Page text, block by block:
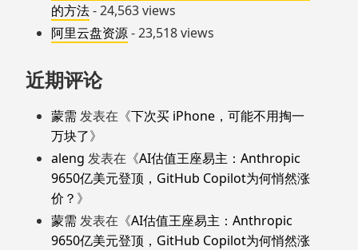
的方法- 24,563 views
阿里云盘资源- 23,518 views
近期评论
蒙需 发表在《下次买 iPhone，可能不用掏一
万块了》
aleng 发表在《AI估值王座易主：Anthropic
9650亿美元登顶，GitHub Copilot为何悄然涨
价？ 》
蒙需 发表在《AI估值王座易主：Anthropic
9650亿美元登顶，GitHub Copilot为何悄然涨